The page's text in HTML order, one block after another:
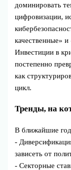
доминировать
цифровизации,
качественные»
Инвестиции в
постепенно
как
цикл.
Тренды, на
В ближайшие
-
зависеть от
- Секторные